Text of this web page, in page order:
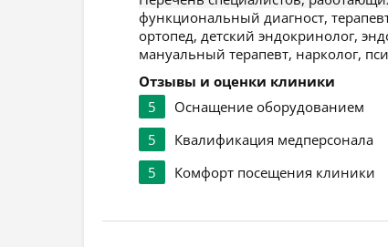
функциональный диагност,
ортопед, детский эндокринолог,
мануальный терапевт, нарколог,
Отзывы и оценки клиники
5
Оснащение оборудованием
5
Квалификация медперсонала
5
Комфорт посещения клиники